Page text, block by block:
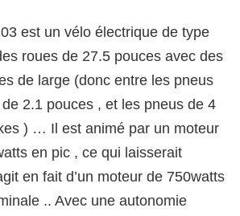
est un vélo électrique de type
roues de 27.5 pouces avec des
de large (donc entre les pneus
2.1 pouces , et les pneus de 4
) … Il est animé par un moteur
en pic , ce qui laisserait
en fait d’un moteur de 750watts
.. Avec une autonomie